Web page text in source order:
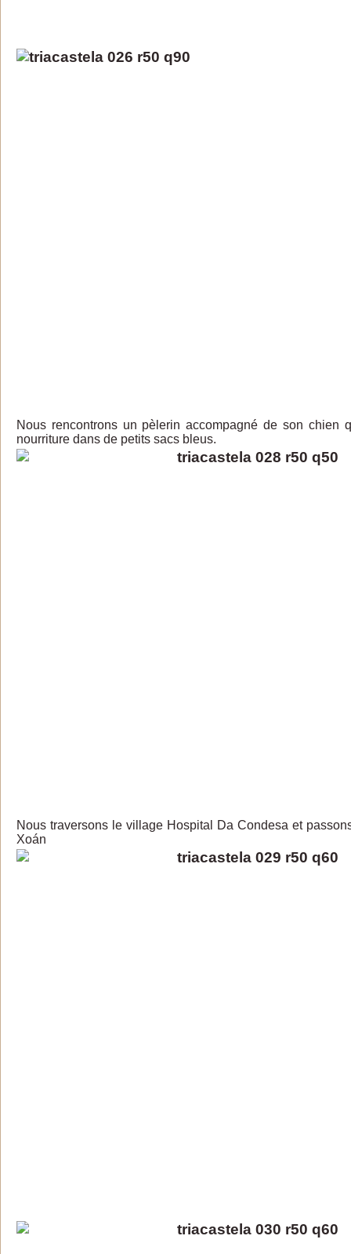
Nous rencontrons un pèlerin accompagné de son chien
nourriture dans de petits sacs bleus.
Nous traversons le village Hospital Da Condesa et
Xoán